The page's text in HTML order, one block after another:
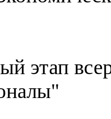
этап